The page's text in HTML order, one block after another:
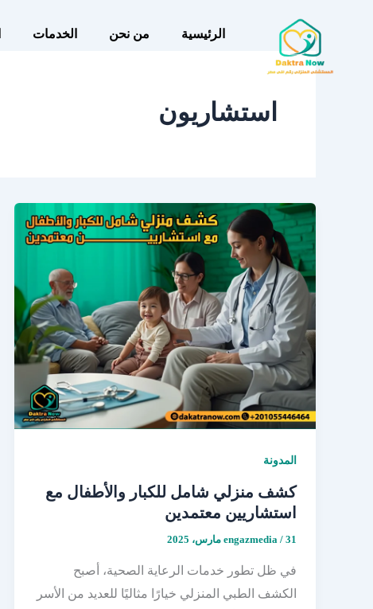
الرئيسية من نحن الخدمات
استشاريون
المدونة
كشف منزلي شامل للكبار والأطفال مع
استشاريين معتمدين
engazmedia / 31 مارس، 2025
في ظل تطور خدمات الرعاية الصحية، أصبح
الكشف الطبي المنزلي خيارًا مثاليًا للعديد من الأسر